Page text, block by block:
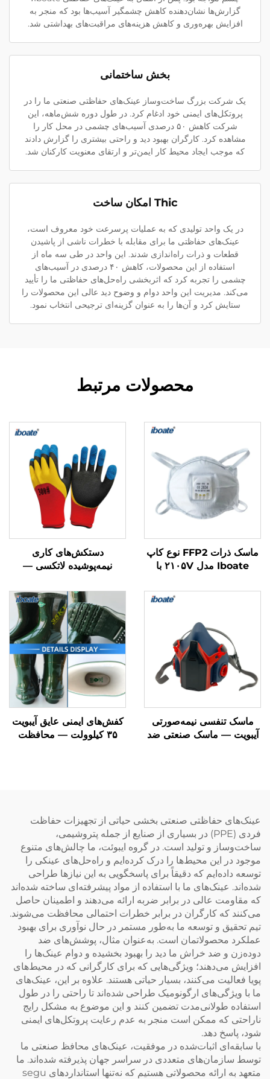
گزارش‌ها نشان‌دهنده کاهش چشمگیر آسیب‌ها بود که منجر به
افزایش بهره‌وری و کاهش هزینه‌های مراقبت‌های بهداشتی شد.
بخش ساختمانی
یک شرکت بزرگ ساخت‌وساز عینک‌های حفاظتی صنعتی ما را در
پروتکل‌های ایمنی خود ادغام کرد. در طول دوره شش‌ماهه، این
شرکت کاهش ۵۰ درصدی آسیب‌های چشمی در محل کار را
مشاهده کرد. کارگران بهبود دید و راحتی بیشتری را گزارش دادند
که موجب ایجاد محیط کار ایمن‌تر و ارتقای معنویت کارکنان شد.
Thic امکان ساخت
در یک واحد تولیدی که به عملیات پرسرعت خود معروف است،
عینک‌های حفاظتی ما برای مقابله با خطرات ناشی از پاشیدن
قطعات و ذرات راه‌اندازی شدند. این واحد در طی سه ماه از
استفاده از این محصولات، کاهش ۴۰ درصدی در آسیب‌های
چشمی را تجربه کرد که اثربخشی راه‌حل‌های حفاظتی ما را تأیید
می‌کند. مدیریت این واحد دوام و وضوح دید عالی این محصولات را
ستایش کرد و آن‌ها را به عنوان گزینه‌ای ترجیحی انتخاب نمود.
محصولات مرتبط
ماسک ذرات FFP2 نوع کاپ
Iboate مدل ۲۱۰۵V با
CE — ماسک محافظ تنفسی
دستکش‌های کاری
نیمه‌پوشیده لاتکسی —
کشش بالا و تقویت‌شده در
سه لایه
ماسک تنفسی نیمه‌صورتی
آیبویت — ماسک صنعتی ضد
کفش‌های ایمنی عایق آیبویت
۳۵ کیلوولت — محافظت
عینک‌های حفاظتی صنعتی بخشی حیاتی از تجهیزات حفاظت
فردی (PPE) در بسیاری از صنایع از جمله پتروشیمی،
ساخت‌وساز و تولید است. در گروه ایبوئت، ما چالش‌های متنوع
موجود در این محیط‌ها را درک کرده‌ایم و راه‌حل‌های عینکی را
توسعه داده‌ایم که دقیقاً برای پاسخگویی به این نیازها طراحی
شده‌اند. عینک‌های ما با استفاده از مواد پیشرفته‌ای ساخته شده‌اند
که مقاومت عالی در برابر ضربه ارائه می‌دهند و اطمینان حاصل
می‌کنند که کارگران در برابر خطرات احتمالی محافظت می‌شوند.
تیم تحقیق و توسعه ما به‌طور مستمر در حال نوآوری برای بهبود
عملکرد محصولاتمان است. به‌عنوان مثال، پوشش‌های ضد
دوده‌زن و ضد خراش ما دید را بهبود بخشیده و دوام عینک‌ها را
افزایش می‌دهند؛ ویژگی‌هایی که برای کارگرانی که در محیط‌های
پویا فعالیت می‌کنند، بسیار حیاتی هستند. علاوه بر این، عینک‌های
ما با ویژگی‌های ارگونومیک طراحی شده‌اند تا راحتی را در طول
استفاده طولانی‌مدت تضمین کنند و این موضوع به مشکل رایج
ناراحتی که ممکن است منجر به عدم رعایت پروتکل‌های ایمنی
شود، پاسخ دهد.
با سابقه‌ای اثبات‌شده در موفقیت، عینک‌های محافظ صنعتی ما
توسط سازمان‌های متعددی در سراسر جهان پذیرفته شده‌اند. ما
متعهد به ارائه محصولاتی هستیم که نه‌تنها استانداردهای segu